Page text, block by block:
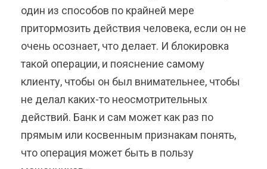
один из способов по крайней мере
притормозить действия человека, если он не
очень осознает, что делает. И блокировка
такой операции, и пояснение самому
клиенту, чтобы он был внимательнее, чтобы
не делал каких-то неосмотрительных
действий. Банк и сам может как раз по
прямым или косвенным признакам понять,
что операция может быть в пользу